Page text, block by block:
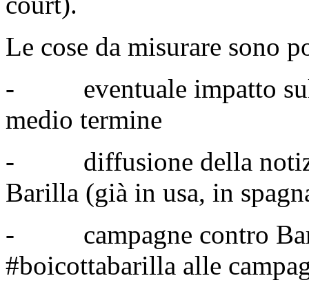
Le cose da misurare sono
- eventuale impatto
medio termine
- diffusione della
Barilla (già in usa, in
- campagne contro
#boicottabarilla alle